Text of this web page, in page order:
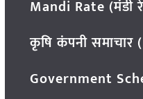
Mandi Rate (मंडी
कृषि कंपनी
Government